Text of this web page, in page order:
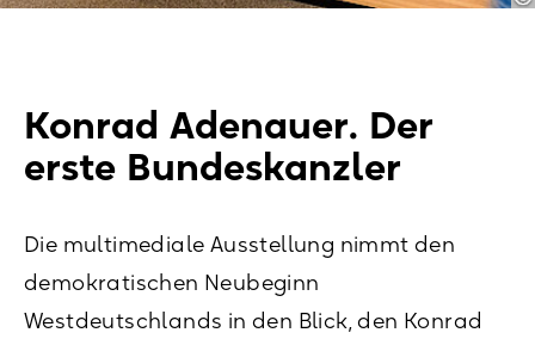
Konrad Adenauer. Der
erste Bundeskanzler
Die multimediale Ausstellung nimmt den
demokratischen Neubeginn
Westdeutschlands in den Blick, den Konrad